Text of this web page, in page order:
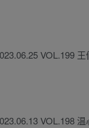
VOL.199
VOL.198